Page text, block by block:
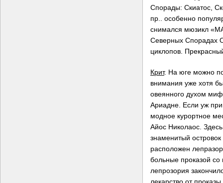
Спорады: Скиатос,
пр.. особенно
снимался мюзикл
Северных Спорадах
циклопов.
Крит. На юге можно
внимания уже хотя
овеянного духом
Ариадне. Если уж
модное курортное
Айос Николаос.
знаменитый
расположен
больные проказой
лепрозория